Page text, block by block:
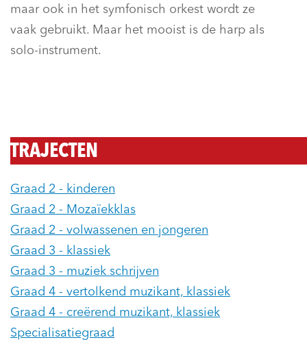
maar ook in het symfonisch orkest wordt ze
vaak gebruikt. Maar het mooist is de harp als
solo-instrument.
TRAJECTEN
Graad 2 - kinderen
Graad 2 - Mozaïekklas
Graad 2 - volwassenen en jongeren
Graad 3 - klassiek
Graad 3 - muziek schrijven
Graad 4 - vertolkend muzikant, klassiek
Graad 4 - creërend muzikant, klassiek
Specialisatiegraad